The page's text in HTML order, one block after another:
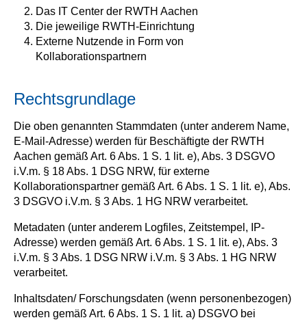
Das IT Center der RWTH Aachen
Die jeweilige RWTH-Einrichtung
Externe Nutzende in Form von
Kollaborationspartnern
Rechtsgrundlage
Die oben genannten Stammdaten (unter anderem Name,
E-Mail-Adresse) werden für Beschäftigte der RWTH
Aachen gemäß Art. 6 Abs. 1 S. 1 lit. e), Abs. 3 DSGVO
i.V.m. § 18 Abs. 1 DSG NRW, für externe
Kollaborationspartner gemäß Art. 6 Abs. 1 S. 1 lit. e), Abs.
3 DSGVO i.V.m. § 3 Abs. 1 HG NRW verarbeitet.
Metadaten (unter anderem Logfiles, Zeitstempel, IP-
Adresse) werden gemäß Art. 6 Abs. 1 S. 1 lit. e), Abs. 3
i.V.m. § 3 Abs. 1 DSG NRW i.V.m. § 3 Abs. 1 HG NRW
verarbeitet.
Inhaltsdaten/ Forschungsdaten (wenn personenbezogen)
werden gemäß Art. 6 Abs. 1 S. 1 lit. a) DSGVO bei